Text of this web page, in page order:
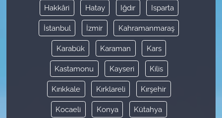
Hakkâri Hatay Iğdır Isparta
İstanbul İzmir Kahramanmaraş
Karabük Karaman Kars
Kastamonu Kayseri Kilis
Kırıkkale Kırklareli Kırşehir
Kocaeli Konya Kütahya